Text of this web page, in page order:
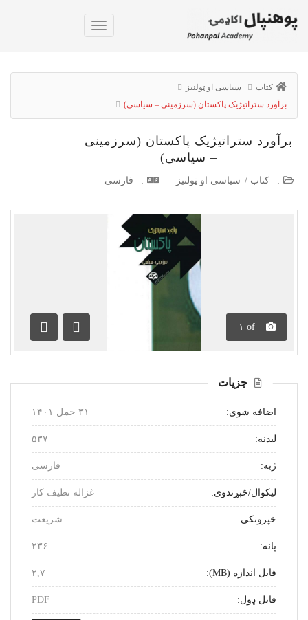
کتاب
سیاسی او ټولنیز
برآورد ستراتیژیک پاکستان (سرزمینی – سیاسی)
برآورد ستراتیژیک پاکستان (سرزمینی
– سیاسی)
: کتاب / سیاسی او ټولنیز : فارسی
۱ of
مخکینی بل
جزیات
اضافه شوی: ۳۱ حمل ۱۴۰۱
لیدنه: ۵۳۷
ژبه: فارسی
لیکوال/څېړندوی: غزاله نظیف کار
خپرونکي: شریعت
پانه: ۲۳۶
فایل اندازه (MB): ۲,۷
فایل ډول: PDF